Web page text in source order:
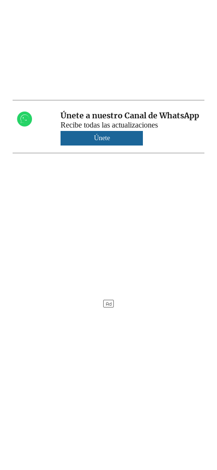
Únete a nuestro Canal de WhatsApp
Recibe todas las actualizaciones
Únete